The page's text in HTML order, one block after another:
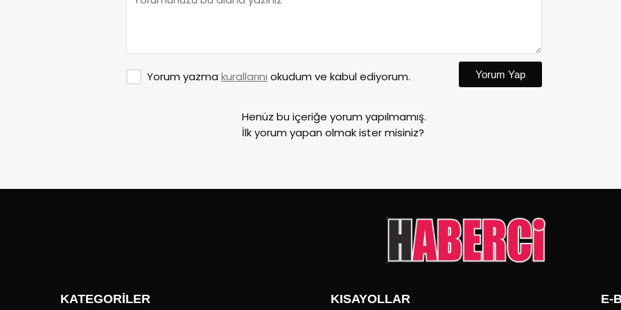
Yorum yazma kurallarını okudum ve kabul ediyorum. Yorum Yap
Henüz bu içeriğe yorum yapılmamış.
İlk yorum yapan olmak ister misiniz?
KATEGORİLER KISAYOLLAR E-